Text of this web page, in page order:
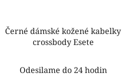
Černé dámské kožené kabelky
crossbody Esete
Odesilame do 24 hodin